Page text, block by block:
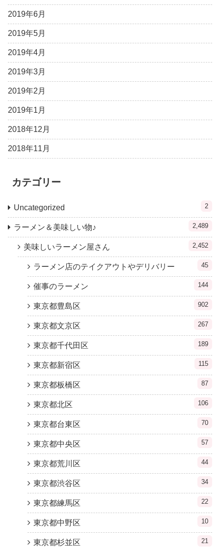
2019年6月
2019年5月
2019年4月
2019年3月
2019年2月
2019年1月
2018年12月
2018年11月
カテゴリー
Uncategorized 2
ラーメン＆美味しい物♪ 2,489
美味しいラーメン屋さん 2,452
ラーメン店のテイクアウトやデリバリー 45
催事のラーメン 144
東京都豊島区 902
東京都文京区 267
東京都千代田区 189
東京都新宿区 115
東京都板橋区 87
東京都北区 106
東京都台東区 70
東京都中央区 57
東京都荒川区 44
東京都渋谷区 34
東京都練馬区 22
東京都中野区 10
東京都杉並区 21